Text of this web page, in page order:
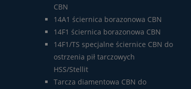
CBN
14A1 ściernica borazonowa CBN
14F1 ściernica borazonowa CBN
14F1/TS specjalne ściernice CBN do
ostrzenia pił tarczowych
HSS/Stellit
Tarcza diamentowa CBN do